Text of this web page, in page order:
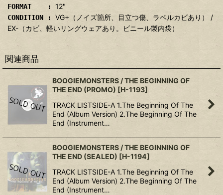
FORMAT : 12"
CONDITION : VG+（ノイズ箇所、目立つ傷、ラベルカビあり） /
EX-（カビ、軽いリングウェアあり。ビニール製内袋）
関連商品
BOOGIEMONSTERS / THE BEGINNING OF
THE END (PROMO) [H-1193]
TRACK LISTSIDE-A 1.The Beginning Of The
End (Album Version) 2.The Beginning Of The
End (Instrument…
BOOGIEMONSTERS / THE BEGINNING OF
THE END (SEALED) [H-1194]
TRACK LISTSIDE-A 1.The Beginning Of The
End (Album Version) 2.The Beginning Of The
End (Instrument…